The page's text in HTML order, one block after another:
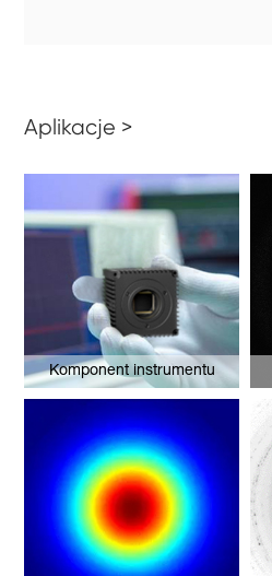
Aplikacje >
Komponent instrumentu